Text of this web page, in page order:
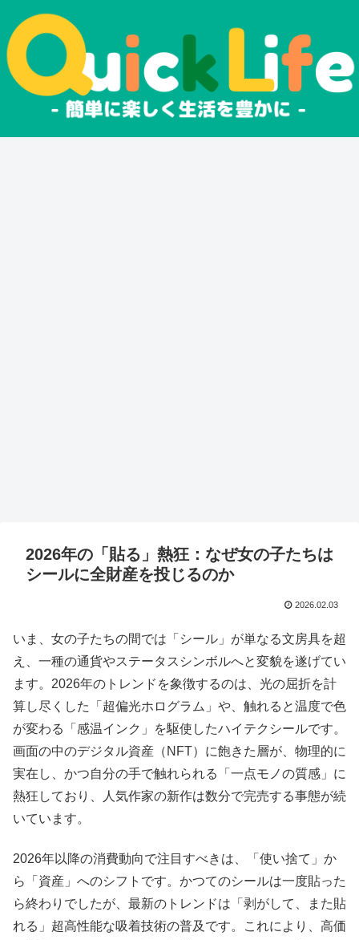
2026年の「貼る」熱狂：なぜ女の子たちは
シールに全財産を投じるのか
2026.02.03
いま、女の子たちの間では「シール」が単なる文房具を超
え、一種の通貨やステータスシンボルへと変貌を遂げてい
ます。2026年のトレンドを象徴するのは、光の屈折を計
算し尽くした「超偏光ホログラム」や、触れると温度で色
が変わる「感温インク」を駆使したハイテクシールです。
画面の中のデジタル資産（NFT）に飽きた層が、物理的に
実在し、かつ自分の手で触れられる「一点モノの質感」に
熱狂しており、人気作家の新作は数分で完売する事態が続
いています。
2026年以降の消費動向で注目すべきは、「使い捨て」か
ら「資産」へのシフトです。かつてのシールは一度貼った
ら終わりでしたが、最新のトレンドは「剥がして、また貼
れる」超高性能な吸着技術の普及です。これにより、高価